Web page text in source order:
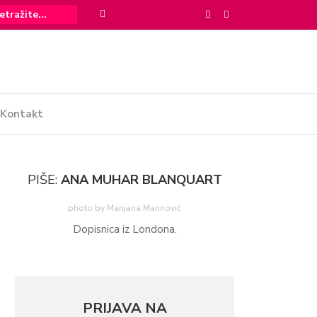
Kontakt
PIŠE: ANA MUHAR BLANQUART
photo by Marijana Marinović
Dopisnica iz Londona.
PRIJAVA NA